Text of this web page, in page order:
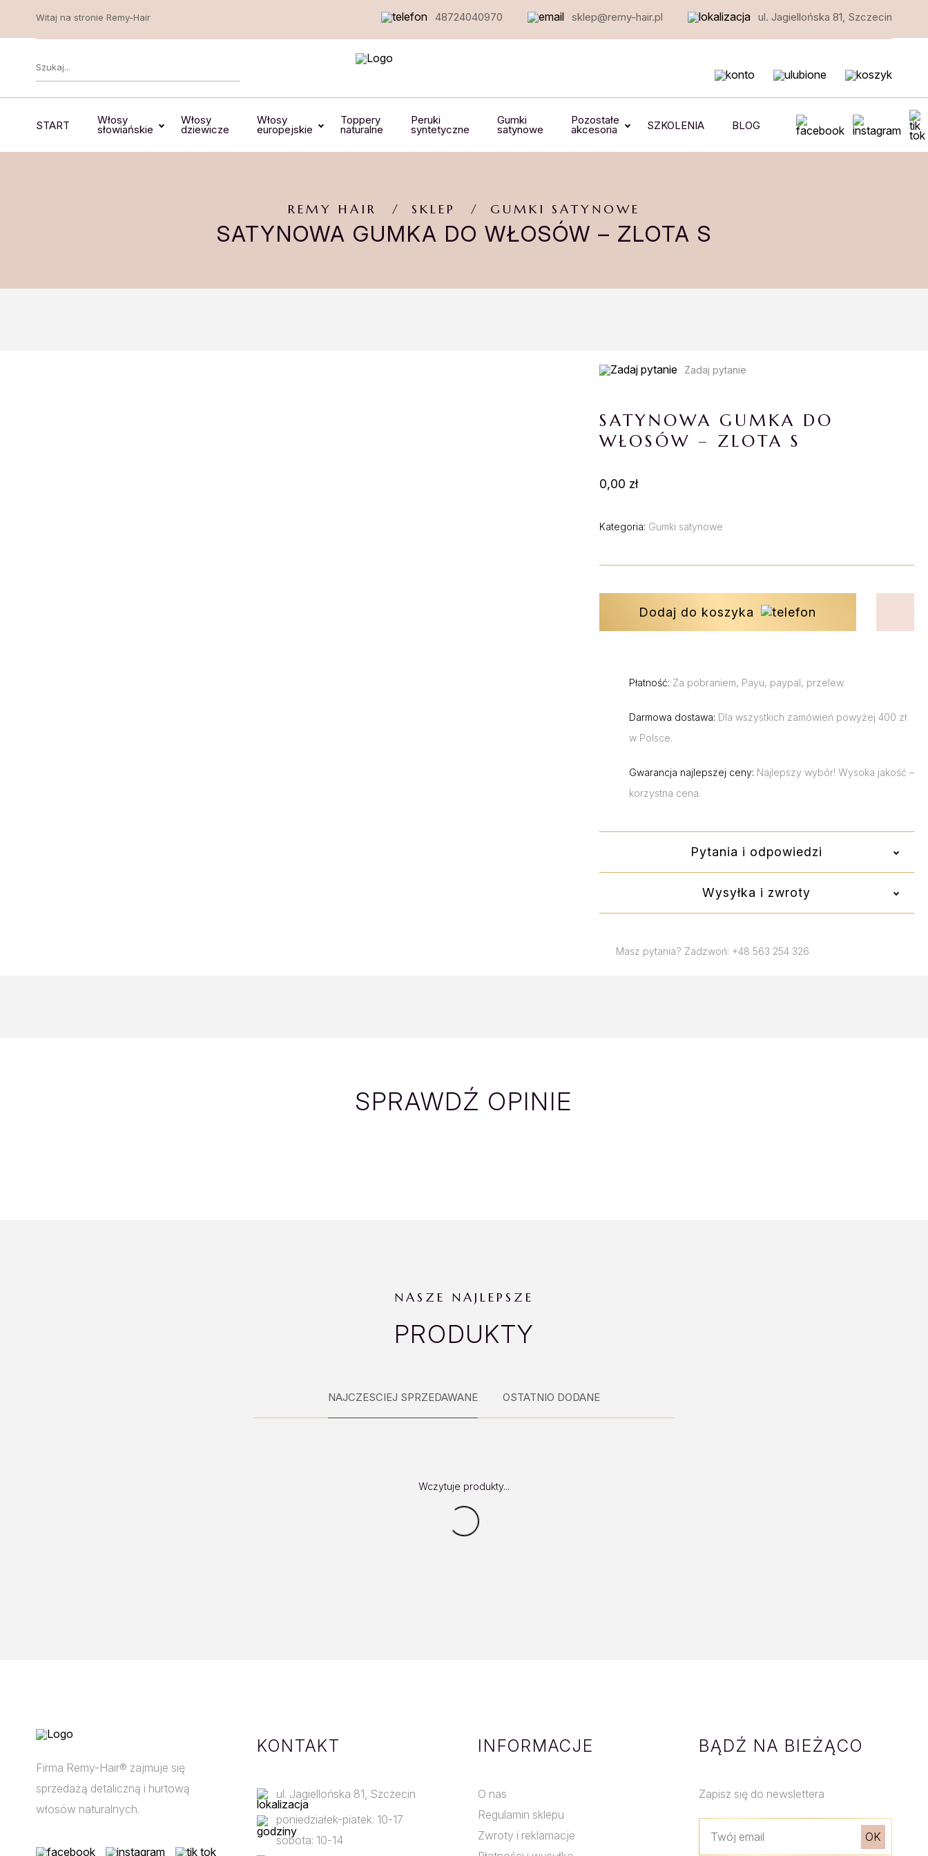
Witaj na stronie Remy-Hair 48724040970 sklep@remy-hair.pl ul. Jagiellońska 81, Szczecin
START Włosy
słowiańskie
Włosy
dziewicze
Włosy
europejskie
Toppery
naturalne
Peruki
syntetyczne
Gumki
satynowe
Pozostałe
akcesoria SZKOLENIA BLOG
REMY HAIR SKLEP GUMKI SATYNOWE
SATYNOWA GUMKA DO WŁOSÓW – ZLOTA S
Zadaj pytanie
SATYNOWA GUMKA DO
WŁOSÓW – ZLOTA S
0,00 zł
Kategoria: Gumki satynowe
Dodaj do koszyka
Płatność: Za pobraniem, Payu, paypal, przelew.
Darmowa dostawa: Dla wszystkich zamówień powyżej 400 zł
w Polsce.
Gwarancja najlepszej ceny: Najlepszy wybór! Wysoka jakość –
korzystna cena.
Pytania i odpowiedzi
Wysyłka i zwroty
Masz pytania? Zadzwoń: +48 563 254 326
SPRAWDŹ OPINIE
NASZE NAJLEPSZE
PRODUKTY
NAJCZESCIEJ SPRZEDAWANE OSTATNIO DODANE
Wczytuje produkty...
Firma Remy-Hair® zajmuje się
sprzedażą detaliczną i hurtową
włosów naturalnych.
KONTAKT
ul. Jagiellońska 81, Szczecin
poniedziałek-piatek: 10-17
sobota: 10-14
INFORMACJE
O nas
Regulamin sklepu
Zwroty i reklamacje
BĄDŹ NA BIEŻĄCO
Zapisz się do newslettera